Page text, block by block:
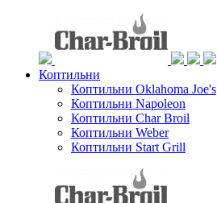
Коптильни
Коптильни Oklahoma Joe's
Коптильни Napoleon
Коптильни Char Broil
Коптильни Weber
Коптильни Start Grill